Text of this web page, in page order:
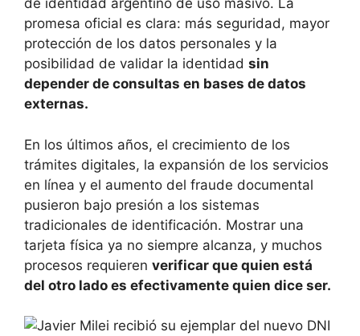
de identidad argentino de uso masivo. La
promesa oficial es clara: más seguridad, mayor
protección de los datos personales y la
posibilidad de validar la identidad sin
depender de consultas en bases de datos
externas.
En los últimos años, el crecimiento de los
trámites digitales, la expansión de los servicios
en línea y el aumento del fraude documental
pusieron bajo presión a los sistemas
tradicionales de identificación. Mostrar una
tarjeta física ya no siempre alcanza, y muchos
procesos requieren verificar que quien está
del otro lado es efectivamente quien dice ser.